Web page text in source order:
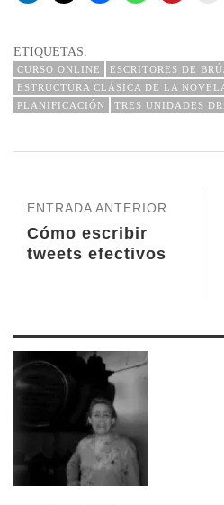
ETIQUETAS:
CURSO ONLINE ESCRITORES DE
ESTRUCTURA CLÁSICA DE LA
PLANIFICACIÓN
TRES UNIDADES
ENTRADA ANTERIOR
Cómo escribir
tweets efectivos